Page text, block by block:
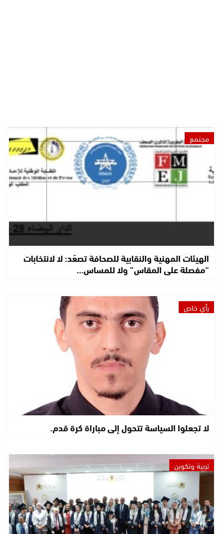
مجتمع
الهيئات المهنية والنقابية للصحافة تصعّد: لا لانتخابات
“مفصلة على المقاس” ولا للمساس…
رأي خاص
لا تجعلوا السياسة تتحول إلى مباراة كرة قدم.
تربية وتكوين